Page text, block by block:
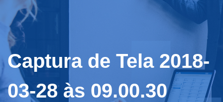
Captura de Tela 2018-
03-28 às 09.00.30